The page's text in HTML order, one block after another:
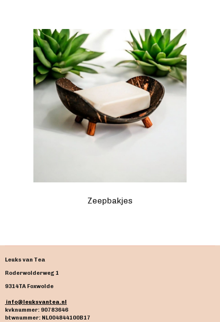
Zeepbakjes
Leuks van Tea
Roderwolderweg 1
9314TA Foxwolde
info@leuksvantea.nl
kvknummer: 90783646
btwnummer: NL004844100B17